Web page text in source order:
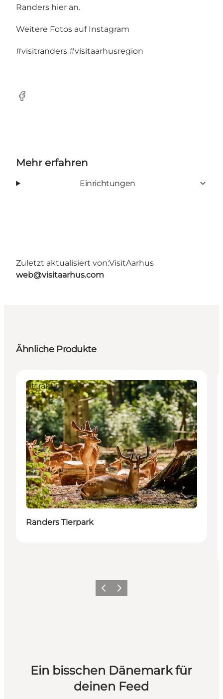
Randers hier an.
Weitere Fotos auf Instagram
#visitranders #visitaarhusregion
Facebook
Mehr erfahren
Einrichtungen
Zuletzt aktualisiert von:VisitAarhus
web@visitaarhus.com
Ähnliche Produkte
Attraktionen
Randers Tierpark
ZurückWeiter
Ein bisschen Dänemark für
deinen Feed